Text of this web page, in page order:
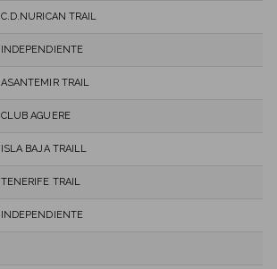
C.D.NURICAN TRAIL
INDEPENDIENTE
ASANTEMIR TRAIL
CLUB AGUERE
ISLA BAJA TRAILL
TENERIFE TRAIL
INDEPENDIENTE